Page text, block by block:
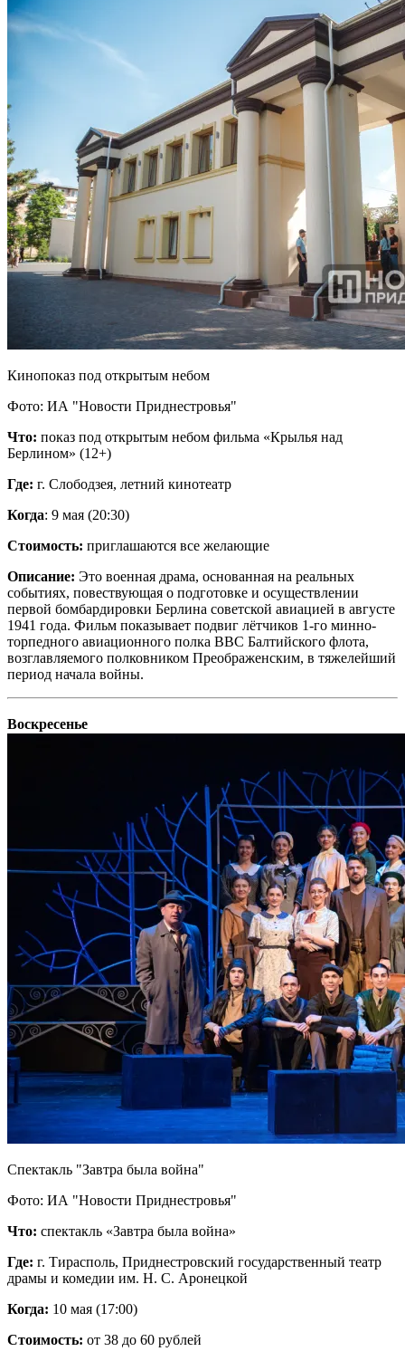
Кинопоказ под открытым небом
Фото: ИА "Новости Приднестровья"
Что: показ под открытым небом фильма «Крылья над
Берлином» (12+)
Где: г. Слободзея, летний кинотеатр
Когда: 9 мая (20:30)
Стоимость: приглашаются все желающие
Описание: Это военная драма, основанная на реальных
событиях, повествующая о подготовке и осуществлении
первой бомбардировки Берлина советской авиацией в августе
1941 года. Фильм показывает подвиг лётчиков 1-го минно-
торпедного авиационного полка ВВС Балтийского флота,
возглавляемого полковником Преображенским, в тяжелейший
период начала войны.
Воскресенье
Спектакль "Завтра была война"
Фото: ИА "Новости Приднестровья"
Что: спектакль «Завтра была война»
Где: г. Тирасполь, Приднестровский государственный театр
драмы и комедии им. Н. С. Аронецкой
Когда: 10 мая (17:00)
Стоимость: от 38 до 60 рублей